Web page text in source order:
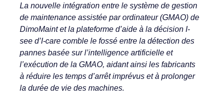
La nouvelle intégration entre le système de gestion
de maintenance assistée par ordinateur (GMAO) de
DimoMaint et la plateforme d’aide à la décision I-
see d’I-care comble le fossé entre la détection des
pannes basée sur l’intelligence artificielle et
l’exécution de la GMAO, aidant ainsi les fabricants
à réduire les temps d’arrêt imprévus et à prolonger
la durée de vie des machines.